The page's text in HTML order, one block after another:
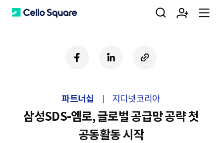
C 검 회 m
페
이
크
U
R
사
하
기
파트너십 지디넷코리아
삼성SDS-엠로, 글로벌 공급망 공략 첫
공동활동 시작